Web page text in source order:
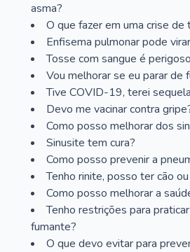
asma?
O que fazer em uma crise de
Enfisema pulmonar pode
Tosse com sangue é
Vou melhorar se eu parar de
Tive COVID-19, terei
Devo me vacinar contra
Como posso melhorar dos
Sinusite tem cura?
Como posso prevenir a
Tenho rinite, posso ter cão
Como posso melhorar a
Tenho restrições para
fumante?
O que devo evitar para